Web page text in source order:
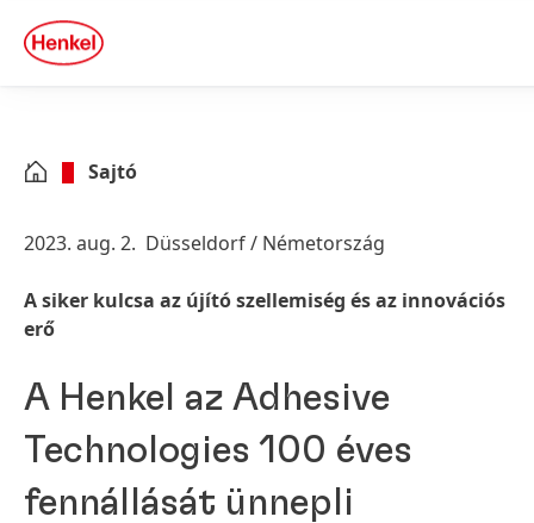
Skip to footer
quick
search
Sajtó
2023. aug. 2. Düsseldorf / Németország
A siker kulcsa az újító szellemiség és az innovációs
erő
A Henkel az Adhesive
Technologies 100 éves
fennállását ünnepli